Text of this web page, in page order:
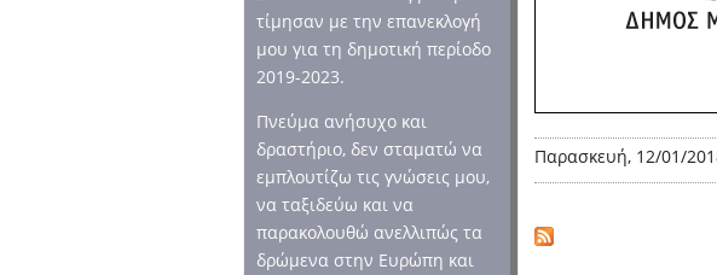
τίμησαν με την επανεκλογή
μου για τη δημοτική περίοδο
2019-2023.
Πνεύμα ανήσυχο και
δραστήριο, δεν σταματώ να
εμπλουτίζω τις γνώσεις μου,
να ταξιδεύω και να
παρακολουθώ ανελλιπώς τα
δρώμενα στην Ευρώπη και
Παρασκευή, 12/01/